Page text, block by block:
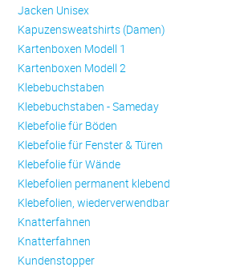
Jacken Unisex
Kapuzensweatshirts (Damen)
Kartenboxen Modell 1
Kartenboxen Modell 2
Klebebuchstaben
Klebebuchstaben - Sameday
Klebefolie für Böden
Klebefolie für Fenster & Türen
Klebefolie für Wände
Klebefolien permanent klebend
Klebefolien, wiederverwendbar
Knatterfahnen
Knatterfahnen
Kundenstopper